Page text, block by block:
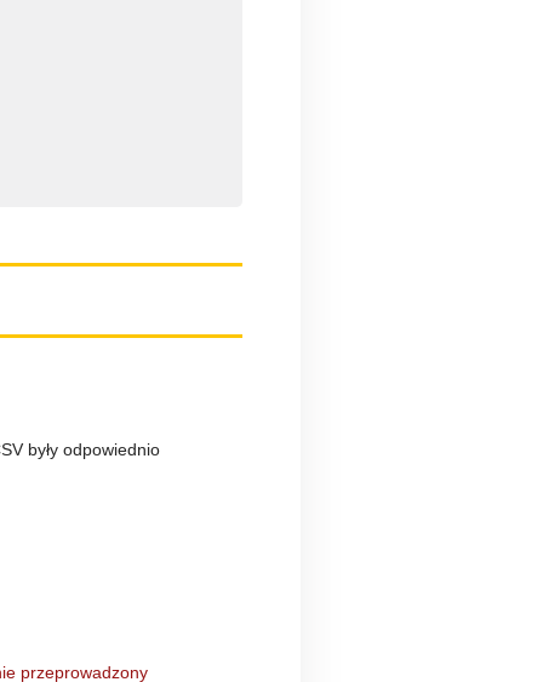
były odpowiednio
przeprowadzony